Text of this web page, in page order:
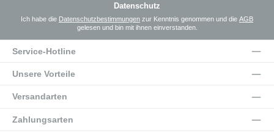
Datenschutz
Ich habe die Datenschutzbestimmungen zur Kenntnis genommen und die AGB
gelesen und bin mit ihnen einverstanden.
Service-Hotline
Unsere Vorteile
Versandarten
Zahlungsarten